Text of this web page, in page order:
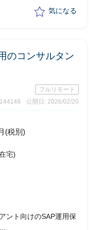
気になる
のコンサルタン
フルリモート
公開日: 2026/02/20
(税別)
宅)
ント向けのSAP運用保